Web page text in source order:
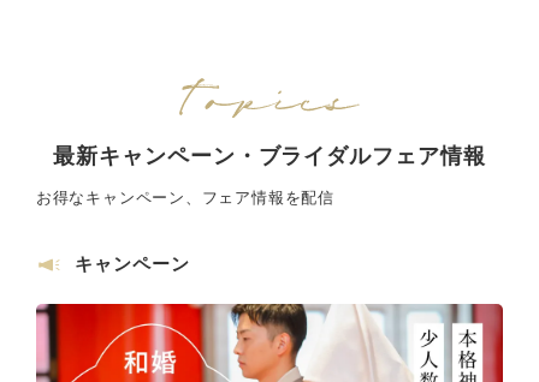
最新キャンペーン・ブライダルフェア情報
お得なキャンペーン、フェア情報を配信
キャンペーン